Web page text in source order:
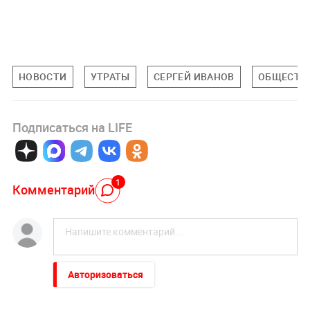
НОВОСТИ УТРАТЫ СЕРГЕЙ ИВАНОВ
Подписаться на LIFE
Комментарий 1
Авторизоваться